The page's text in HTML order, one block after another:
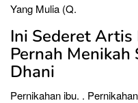
Yang Mulia (Q.
Ini Sederet Artis
Pernah
Dhani
Pernikahan ibu. .